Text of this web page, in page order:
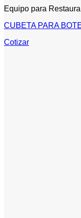
Equipo para
CUBETA PARA
Cotizar